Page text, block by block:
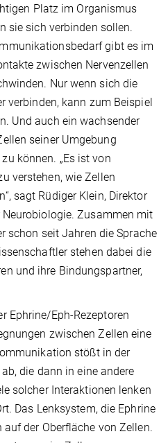
Platz im Organismus
sie sich verbinden sollen.
gibt es im
zwischen Nervenzellen
Nur wenn sich die
verbinden, kann zum Beispiel
Und auch ein wachsender
seiner Umgebung
können. „Es ist von
verstehen, wie Zellen
sagt Rüdiger Klein, Direktor
Zusammen mit
schon seit Jahren die Sprache
stehen dabei die
und ihre Bindungspartner,
Ephrine/Eph-Rezeptoren
zwischen Zellen eine
stößt in der
die dann in eine andere
solcher Interaktionen lenken
Das Lenksystem, die Ephrine
auf der Oberfläche von Zellen.